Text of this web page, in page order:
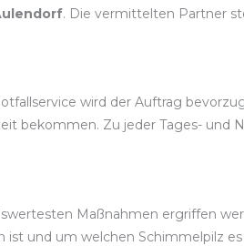
. Die vermittelten Partner
wird der Auftrag
bekommen. Zu jeder Tages- und
Maßnahmen ergriffen
ist und um welchen Schimmelpilz es